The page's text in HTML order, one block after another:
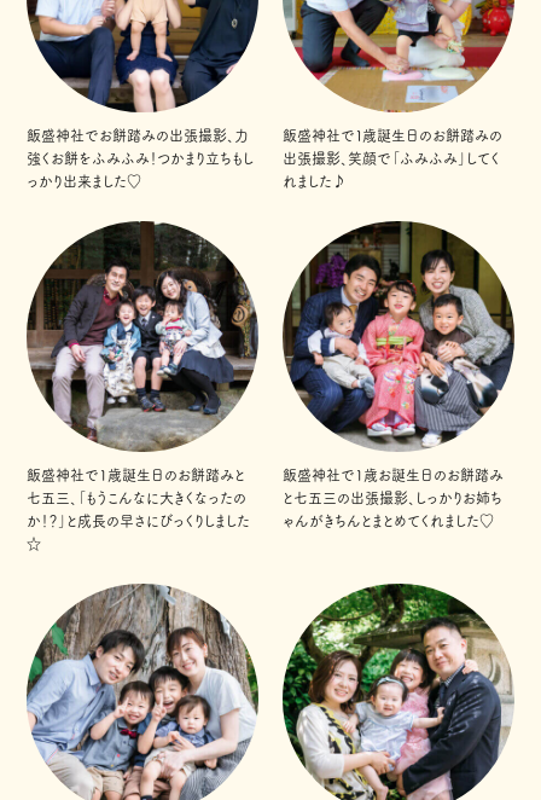
飯盛神社でお餅踏みの出張撮影、力
強くお餅をふみふみ！つかまり立ちもし
っかり出来ました♡
飯盛神社で１歳誕生日のお餅踏みの
出張撮影、笑顔で「ふみふみ」してく
れました♪
飯盛神社で1歳誕生日のお餅踏みと
七五三、「もうこんなに大きくなったの
か！？」と成長の早さにびっくりしました
☆
飯盛神社で1歳お誕生日のお餅踏み
と七五三の出張撮影、しっかりお姉ち
ゃんがきちんとまとめてくれました♡